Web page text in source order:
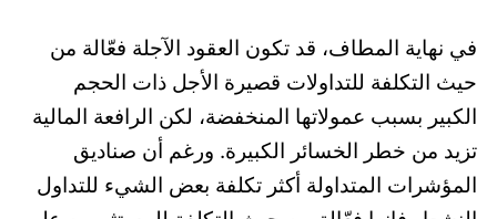
في نهاية المطاف، قد تكون العقود الآجلة فعّالة من
حيث التكلفة للتداولات قصيرة الأجل ذات الحجم
الكبير بسبب عمولاتها المنخفضة، لكن الرافعة المالية
تزيد من خطر الخسائر الكبيرة. ورغم أن صناديق
المؤشرات المتداولة أكثر تكلفة بعض الشيء للتداول